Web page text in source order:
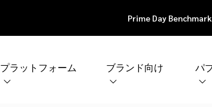
Prime Day
プラットフォーム ブランド向け パ